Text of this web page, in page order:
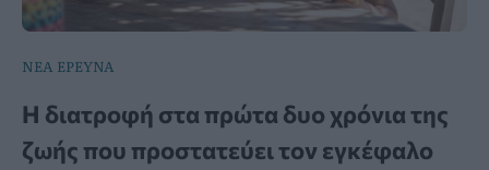
ΝΕΑ ΕΡΕΥΝΑ
Η διατροφή στα πρώτα δυο χρόνια της
ζωής που προστατεύει τον εγκέφαλο